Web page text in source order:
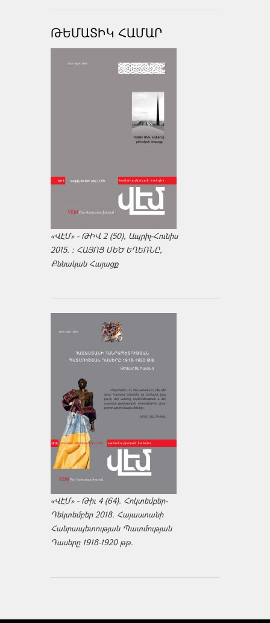
ԹԵՄԱՏԻԿ ՀԱՄԱՐ
«ՎԷՄ» - ԹԻՎ 2 (50), Ապրիլ-Հունիս
2015. : ՀԱՅՈՑ ՄԵԾ ԵՂԵՌՆԸ,
Քննական Հայացք
«ՎԷՄ» - Թիւ 4 (64). Հոկտեմբեր-
Դեկտեմբեր 2018. Հայաստանի
Հանրապետության Պատմության
Դասերը 1918-1920 թթ.